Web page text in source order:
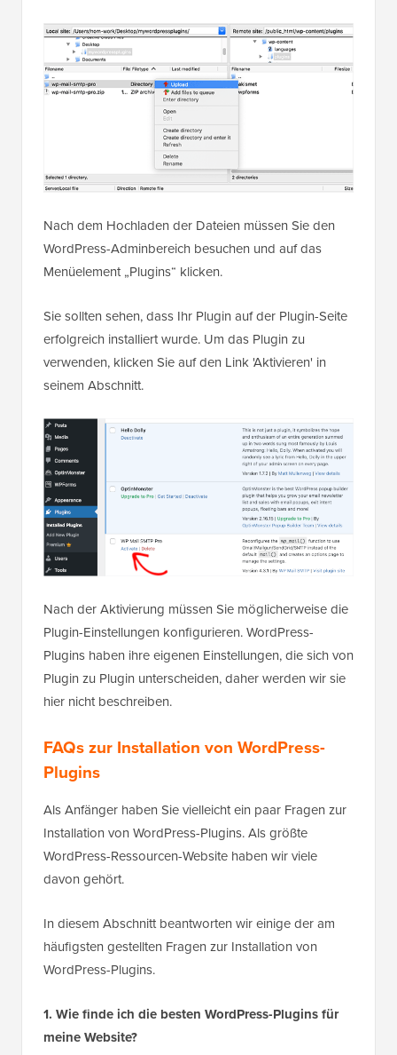
Nach dem Hochladen der Dateien müssen Sie den
WordPress-Adminbereich besuchen und auf das
Menüelement „Plugins“ klicken.
Sie sollten sehen, dass Ihr Plugin auf der Plugin-Seite
erfolgreich installiert wurde. Um das Plugin zu
verwenden, klicken Sie auf den Link 'Aktivieren' in
seinem Abschnitt.
Nach der Aktivierung müssen Sie möglicherweise die
Plugin-Einstellungen konfigurieren. WordPress-
Plugins haben ihre eigenen Einstellungen, die sich von
Plugin zu Plugin unterscheiden, daher werden wir sie
hier nicht beschreiben.
FAQs zur Installation von WordPress-
Plugins
Als Anfänger haben Sie vielleicht ein paar Fragen zur
Installation von WordPress-Plugins. Als größte
WordPress-Ressourcen-Website haben wir viele
davon gehört.
In diesem Abschnitt beantworten wir einige der am
häufigsten gestellten Fragen zur Installation von
WordPress-Plugins.
1. Wie finde ich die besten WordPress-Plugins für
meine Website?